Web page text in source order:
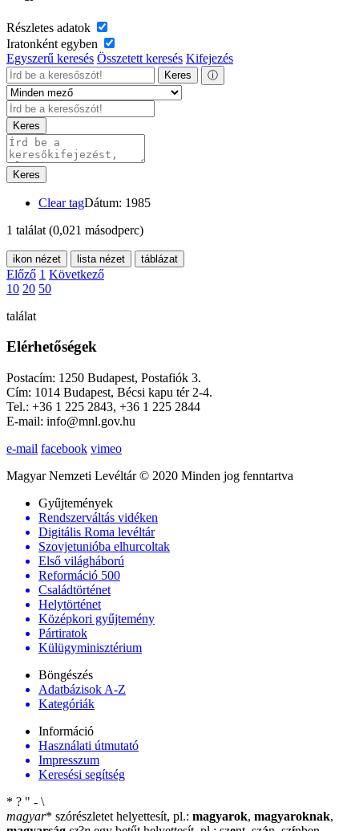
Részletes adatok
Iratonként egyben
Egyszerű keresés Összetett keresés Kifejezés
Keres ⓘ
Keres
Keres
Clear tagDátum: 1985
1 találat (0,021 másodperc)
ikon nézet lista nézet táblázat
Előző 1 Következő
10 20 50
találat
Elérhetőségek
Postacím: 1250 Budapest, Postafiók 3.
Cím: 1014 Budapest, Bécsi kapu tér 2-4.
Tel.: +36 1 225 2843, +36 1 225 2844
E-mail: info@mnl.gov.hu
e-mail facebook vimeo
Magyar Nemzeti Levéltár © 2020 Minden jog fenntartva
Gyűjtemények
Rendszerváltás vidéken
Digitális Roma levéltár
Szovjetunióba elhurcoltak
Első világháború
Reformáció 500
Családtörténet
Helytörténet
Középkori gyűjtemény
Pártiratok
Külügyminisztérium
Böngészés
Adatbázisok A-Z
Kategóriák
Információ
Használati útmutató
Impresszum
Keresési segítség
* ? " - \
magyar* szórészletet helyettesít, pl.: magyarok, magyaroknak,